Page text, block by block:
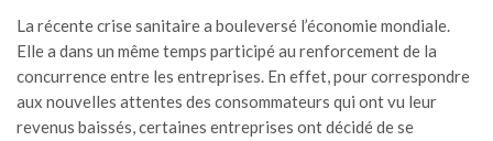
La récente crise sanitaire a bouleversé l’économie mondiale.
Elle a dans un même temps participé au renforcement de la
concurrence entre les entreprises. En effet, pour correspondre
aux nouvelles attentes des consommateurs qui ont vu leur
revenus baissés, certaines entreprises ont décidé de se